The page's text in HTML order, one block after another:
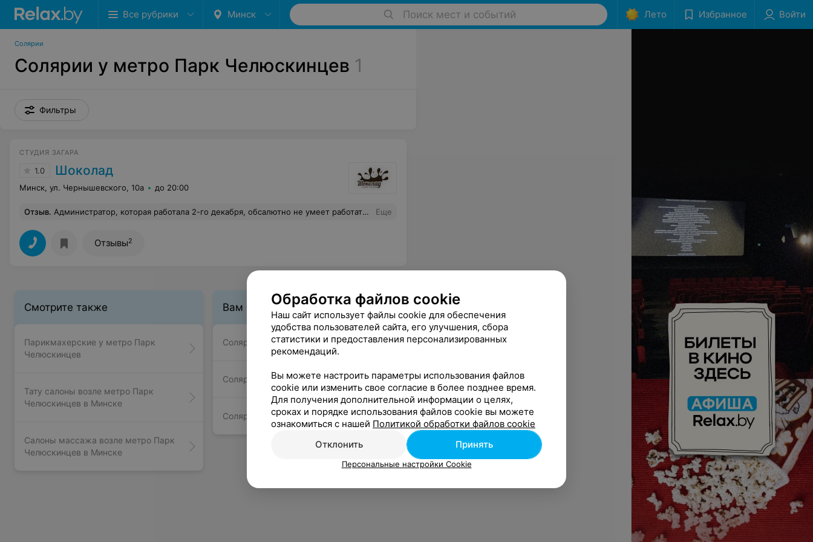
Все рубрики Минск Поиск мест и событий Лето Избранное Войти
Солярии
Солярии у метро Парк Челюскинцев 1
Фильтры
СТУДИЯ ЗАГАРА
1.0 Шоколад
Минск, ул. Чернышевского, 10а до 20:00
Отзыв. Администратор, которая работала 2-го декабря, обсалютно не умеет работать с людьми. Не обсужила,говоря о том, что до закрытия 20 минут. Хотя за это время можно обслужить клиента и получить прибыль, на заметку руководству. Хотя я ваш постоянный клиент, после этого я к вам больше не вернусь. Поблагодаритье своего администрации, отношение к заведению теперь совершенно изменилось. Еще
Отзывы2
Смотрите также
Парикмахерские у метро Парк
Челюскинцев
Тату салоны возле метро Парк
Челюскинцев в Минске
Салоны массажа возле метро Парк
Челюскинцев в Минске
Вам будет интересно
Солярии у метро Академия Наук
Солярии у метро Фрунзенская
Солярии у метро Молодежная
Обработка файлов cookie
Наш сайт использует файлы cookie для обеспечения
удобства пользователей сайта, его улучшения, сбора
статистики и предоставления персонализированных
рекомендаций.
Вы можете настроить параметры использования файлов
cookie или изменить свое согласие в более позднее время.
Для получения дополнительной информации о целях,
сроках и порядке использования файлов cookie вы можете
ознакомиться с нашей Политикой обработки файлов cookie
Отклонить
Принять
Персональные настройки Cookie